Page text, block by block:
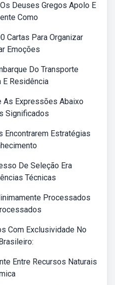
Deuses Gregos Apolo E
Como
Cartas Para Organizar
Emoções
Do Transporte
E Residência
As Expressões Abaixo
Significados
Encontrarem Estratégias
De Seleção Era
Técnicas
Processados
Com Exclusividade No
Entre Recursos Naturais